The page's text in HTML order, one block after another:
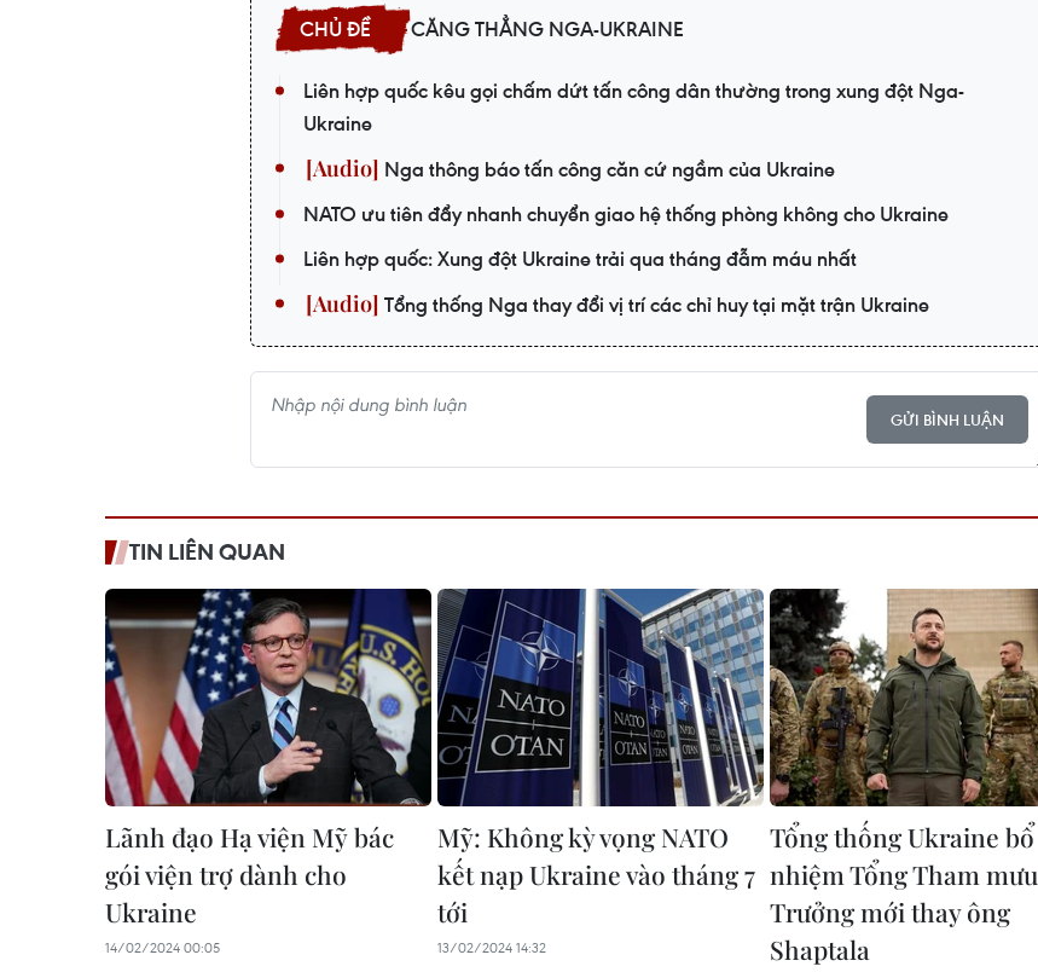
CĂNG THẲNG NGA-UKRAINE
Liên hợp quốc kêu gọi chấm dứt tấn công dân thường trong xung đột Nga-
Ukraine
Nga thông báo tấn công căn cứ ngầm của Ukraine
NATO ưu tiên đẩy nhanh chuyển giao hệ thống phòng không cho Ukraine
Liên hợp quốc: Xung đột Ukraine trải qua tháng đẫm máu nhất
Tổng thống Nga thay đổi vị trí các chỉ huy tại mặt trận Ukraine
GỬI BÌNH LUẬN
TIN LIÊN QUAN
Lãnh đạo Hạ viện Mỹ bác
gói viện trợ dành cho
Ukraine
14/02/2024 00:05
Mỹ: Không kỳ vọng NATO
kết nạp Ukraine vào tháng 7
tới
13/02/2024 14:32
Tổng thống Ukraine bổ
nhiệm Tổng Tham mưu
Trưởng mới thay ông
Shaptala